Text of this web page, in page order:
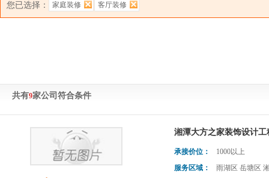
您已选择： 家庭装修 客厅装修
共有9家公司符合条件
湘潭大方之家装饰设计工
承接价位：
1000以上
服务区域：
雨湖区 岳塘区